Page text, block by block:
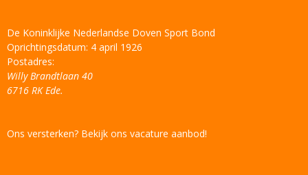
De Koninklijke Nederlandse Doven Sport Bond
Oprichtingsdatum: 4 april 1926
Postadres:
Willy Brandtlaan 40
6716 RK Ede.
Ons versterken? Bekijk ons vacature aanbod!